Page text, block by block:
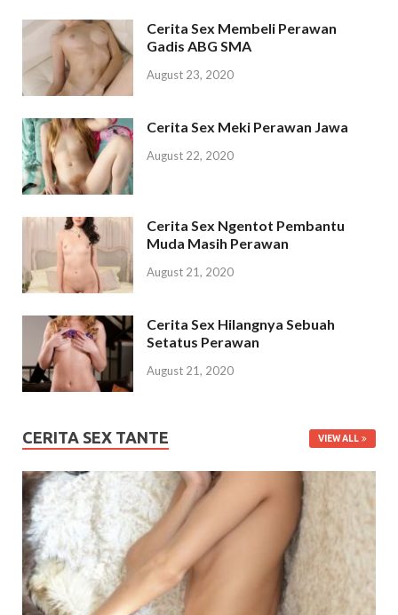
Cerita Sex Membeli Perawan
Gadis ABG SMA
August 23, 2020
Cerita Sex Meki Perawan Jawa
August 22, 2020
Cerita Sex Ngentot Pembantu
Muda Masih Perawan
August 21, 2020
Cerita Sex Hilangnya Sebuah
Setatus Perawan
August 21, 2020
CERITA SEX TANTE VIEW ALL